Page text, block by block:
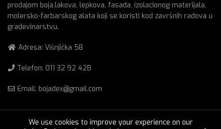
prodajom boja,lakova, lepkova, fasada, izolacionog materijala,
molersko-farbarskog alata koji se koristi kod završnih radova u
gradevinarstvu.
Adresa: Višnjička 58
Telefon: 011 32 92 428
Email: bojadex@gmail.com
We use cookies to improve your experience on our